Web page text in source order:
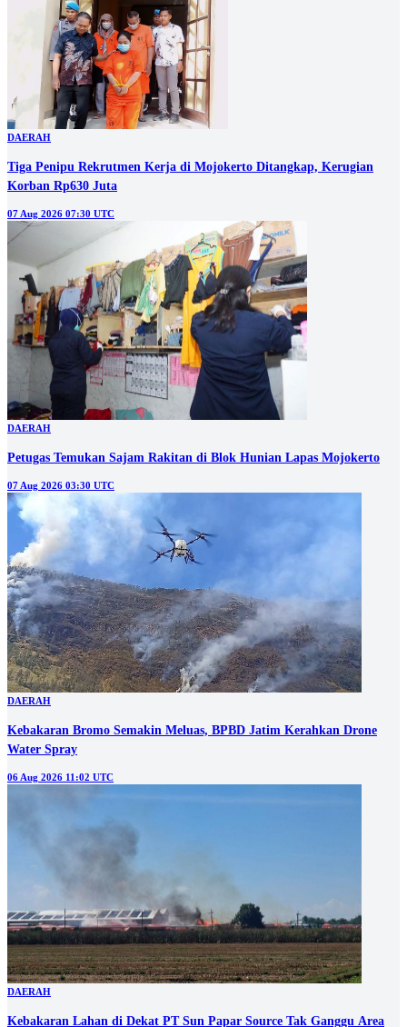
DAERAH
Tiga Penipu Rekrutmen Kerja di Mojokerto Ditangkap, Kerugian
Korban Rp630 Juta
07 Aug 2026 07:30 UTC
DAERAH
Petugas Temukan Sajam Rakitan di Blok Hunian Lapas Mojokerto
07 Aug 2026 03:30 UTC
DAERAH
Kebakaran Bromo Semakin Meluas, BPBD Jatim Kerahkan Drone
Water Spray
06 Aug 2026 11:02 UTC
DAERAH
Kebakaran Lahan di Dekat PT Sun Papar Source Tak Ganggu Area